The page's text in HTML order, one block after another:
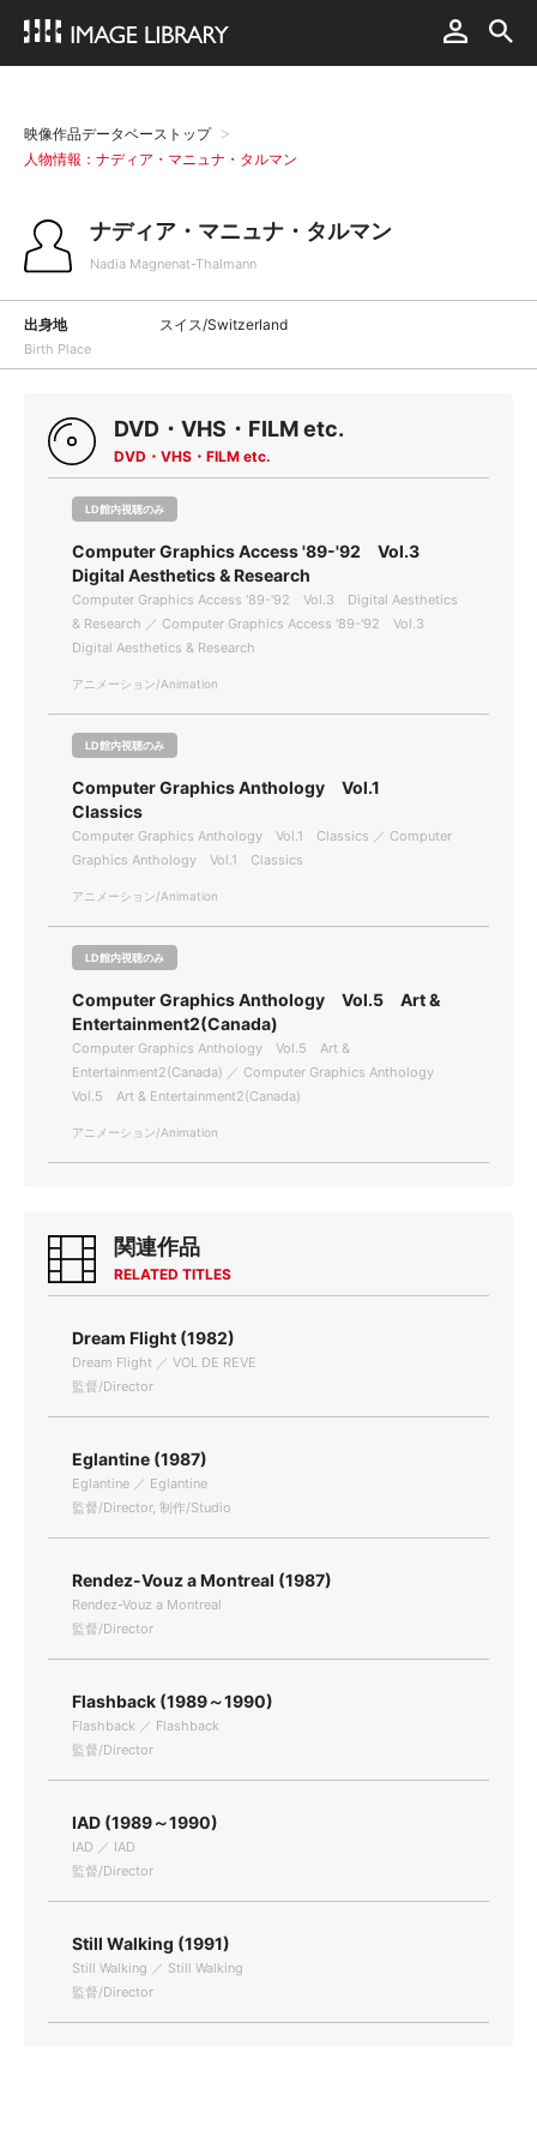
映像作品データベーストップ
人物情報：ナディア・マニュナ・タルマン
ナディア・マニュナ・タルマン
Nadia Magnenat-Thalmann
出身地
Birth Place
スイス/Switzerland
DVD・VHS・FILM etc.
DVD・VHS・FILM etc.
LD館内視聴のみ
Computer Graphics Access '89-'92 Vol.3
Digital Aesthetics & Research
Computer Graphics Access '89-'92 Vol.3 Digital Aesthetics
& Research ／ Computer Graphics Access '89-'92 Vol.3
Digital Aesthetics & Research
アニメーション/Animation
LD館内視聴のみ
Computer Graphics Anthology Vol.1
Classics
Computer Graphics Anthology Vol.1 Classics ／ Computer
Graphics Anthology Vol.1 Classics
アニメーション/Animation
LD館内視聴のみ
Computer Graphics Anthology Vol.5 Art &
Entertainment2(Canada)
Computer Graphics Anthology Vol.5 Art &
Entertainment2(Canada) ／ Computer Graphics Anthology
Vol.5 Art & Entertainment2(Canada)
アニメーション/Animation
関連作品
RELATED TITLES
Dream Flight (1982)
Dream Flight ／ VOL DE REVE
監督/Director
Eglantine (1987)
Eglantine ／ Eglantine
監督/Director, 制作/Studio
Rendez-Vouz a Montreal (1987)
Rendez-Vouz a Montreal
監督/Director
Flashback (1989～1990)
Flashback ／ Flashback
監督/Director
IAD (1989～1990)
IAD ／ IAD
監督/Director
Still Walking (1991)
Still Walking ／ Still Walking
監督/Director